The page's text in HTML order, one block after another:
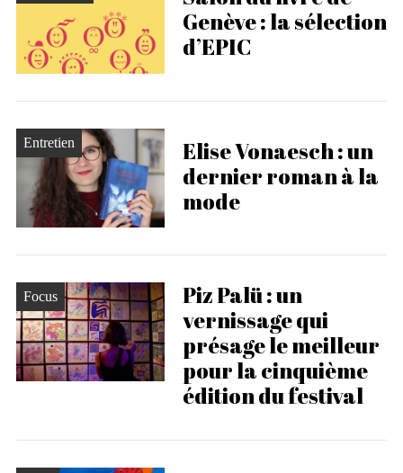
Genève : la sélection
d’EPIC
Entretien
Elise Vonaesch : un
dernier roman à la
mode
Focus
Piz Palü : un
vernissage qui
présage le meilleur
pour la cinquième
édition du festival